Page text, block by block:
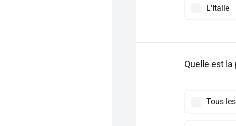
L'Italie
Quelle est
Tous